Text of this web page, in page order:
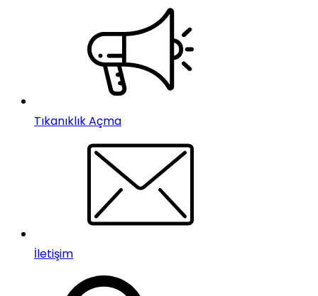
Tıkanıklık Açma
İletişim